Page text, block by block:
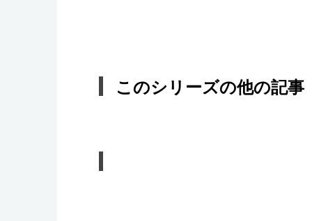
このシリーズの他の記事